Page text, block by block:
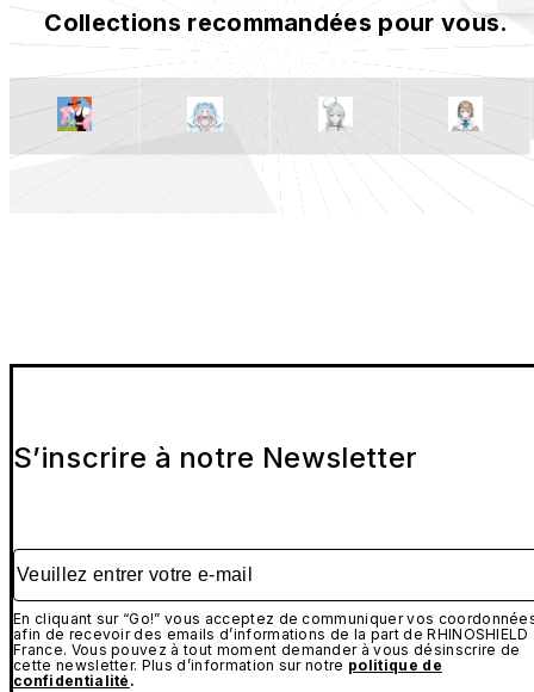
Collections recommandées pour vous.
S’inscrire à notre Newsletter
Veuillez entrer votre e-mail
En cliquant sur “Go!” vous acceptez de communiquer vos
afin de recevoir des emails d’informations de la part de RHINOSHIELD
France. Vous pouvez à tout moment demander à vous désinscrire de
cette newsletter. Plus d’information sur notre politique de
confidentialité .